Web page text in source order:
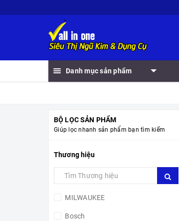
Danh mục sản phẩm
BỘ LỌC SẢN PHẨM
Giúp lọc nhanh sản phẩm bạn tìm kiếm
Thương hiệu
MILWAUKEE
Bosch